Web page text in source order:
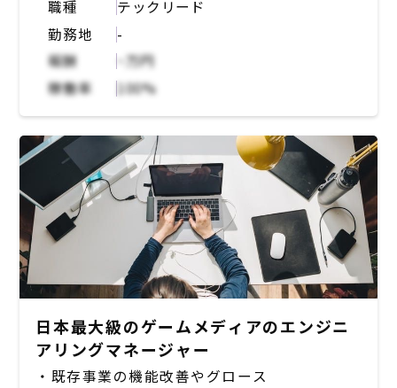
◆OS
MacOSX
◆各種ツール
XCode,AndroidStudio,JetBrain社ツール
使い放題"
■稼働条件：
・稼働頻度：希望としてはなるべく100%に近
い方（難しい場合は、スキルの相性により
60%～80%～の稼働も検討可能とのことで
す）
・想定単価：80万円/月～（100%稼働時）
（ご経歴のマッチ度合いで単価UP可能です）
・働き方：フルリモートOK
・多様な顧客ニーズを把握し、根本的な課題を
抽出して、開発や営業に反映させるプロダクト
マネジメント体制の構築
・大企業から中小企業まで幅広い顧客層の拡大
を目指した開発・営業チームの体制づくり
・顧客がスムーズに導入できるオンボーディン
グ体制の整備
【技術環境】
・開発言語・フレームワーク
・フロントエンド
・TypeScript、React
・バックエンド
・Ruby、Ruby on Rails、Rust（一部）
・GCP
・GKE、GCS、
Memorystore（Redis）、
・Next.js（React.js）,Node.js,AWSを用い
たプロダクト開発
・インフラ構築
・テスト自動化
・仕様確認
・不具合調査
・デザイナーと協業したUI /UXの改善
・ビジネスサイドと連携したオペレーション設
・関連部署やステークホルダーとの連携・調整
【開発環境】
・Webサーバーサイド：Node.js, Prisma,
Apollo Server, Typescript
・Webフロントエンド：Next.js(React.js),
Apollo Client, TypeScript,
StoryBook,styled-components
・API：GraphQL, GraphQL Code Generator
・データベース： MySQL, Aurora
職種
テックリード
勤務地
-
報酬
~万円
稼働率
100%
日本最大級のゲームメディアのエンジニ
アリングマネージャー
・既存事業の機能改善やグロース